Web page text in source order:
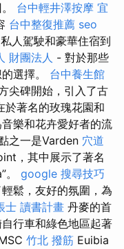
台中輕井澤按摩 宜
台中整復推薦 seo
人駕駛和豪華住宿到
財團法人 - 對於那些
選擇。 台中養生館
尖碑開始，引入了古
於著名的玫瑰花園和
樂和花卉愛好者的流
之一是Varden 穴道
，其中展示了著名
。 google 搜尋技巧
鬆，友好的氛圍，為
士 讀書計畫 丹麥的首
行車和綠色地區起著
竹北 撥筋 Euibia